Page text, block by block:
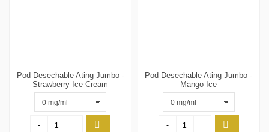
Pod Desechable Ating Jumbo -
Strawberry Ice Cream
- +
Pod Desechable Ating Jumbo -
Mango Ice
- +